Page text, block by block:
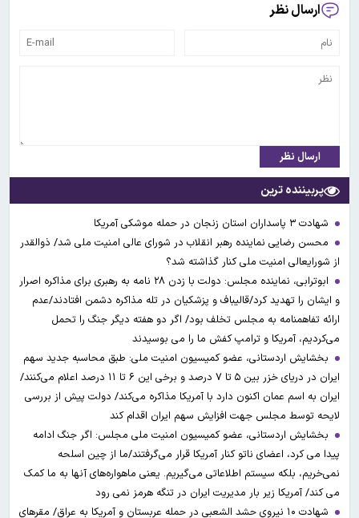
ارسال نظر
ارسال نظر
پربیننده ترین
شهادت ۳ ‌پاسداران استان زنجان در حمله موشکی آمریکا
محسن رضایی نماینده رهبر انقلاب در شورای عالی امنیت ملی شد/ ذوالقدر
از شورایعالی امنیت ملی کنار گذاشته شد؟
ابوترابی، نماینده مجلس: دولت با زدن ۲۸ نامه به رهبری برای مذاکره اصرار
و ایشان را تهدید کرد/قالیباف و پزشکیان در تله مذاکره دشمن افتادند/عدم
ارائه تفاهمنامه به مجلس تخلف بود/ اگر دو هفته دیگر جنگ را تحمل
می‌کردیم، آمریکا و ترامپ کفش ما را می بوسیدند
بخشایش اردستانی، عضو کمیسیون امنیت ملی: طبق محاسبه جدید سهم
ایران در دریای خزر بین ۵ تا ۷ درصد و برخی این ۶ تا ۱۱ درصد اعلام می‌کنند/
ایران به اسم عمان اکنون دارد با آمریکا مذاکره می‌کند/ دولت پیش از بررسی
لایحه توسط مجلس جهت افزایش سهم ایران اقدام کند
بخشایش اردستانی، عضو کمیسیون امنیت ملی مجلس: اگر جنگ ادامه
پیدا می کرد، اعضای ناتو کنار آمریکا قرار می‌گرفتند/ما از چین اسلحه
نمی‌خریم، بلکه سیستم اطلاعاتی می‌گیریم. یعنی ماهواره‌های آنها به ما کمک
می کند/ آمریکا زیر بار مدیریت ایران در تنگه هرمز نمی رود
شهادت ۱۰ نیروی حشد الشعبی در حمله عربستان و آمریکا به عراق/ مقرهای